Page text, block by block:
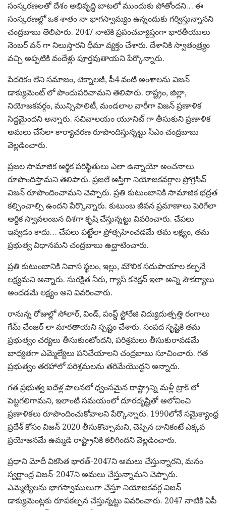
సంస్కరణలతో దేశం అభివృద్ధి బాటలో ముందుకు పోతోందని… ఈ
సంస్కరణల్లో ఒక శాతం నా భాగస్వామ్యం ఉన్నందుకు గర్విస్తున్నానని
చంద్రబాబు తెలిపారు. 2047 నాటికి ప్రపంచవ్యాప్తంగా భారతీయులు
నెంబర్ వన్ గా నిలుస్తారని ధీమా వ్యక్తం చేశారు. దేశానికి స్వాతంత్ర్యం
వచ్చి అప్పటికి వందేళ్లు పూర్తవుతాయని పేర్కొన్నారు.
పేదరికం లేని సమాజం, టెక్నాలజీ, పీ4 వంటి అంశాలను విజన్
డాక్యుమెంట్ లో పొందుపరిచామని తెలిపారు. రాష్ట్రం, జిల్లా,
నియోజకవర్గం, మున్సిపాలిటీ, మండలాల వారీగా విజన్ ప్రణాళిక
సిద్ధమైందని అన్నారు. సచివాలయం యూనిట్ గా తీసుకుని ప్రణాళిక
అమలు చేసేలా కార్యాచరణ రూపొందిస్తున్నట్టు సీఎం చంద్రబాబు
వెల్లడించారు.
ప్రజల సామాజిక ఆర్థిక పరిస్థితులు ఎలా ఉన్నాయో అంచనాలు
రూపొందిస్తామని తెలిపారు. ప్రజలే ఆస్తిగా నియోజకవర్గాల ప్రోగ్రెసివ్
విజన్ రూపొందించామని చెప్పారు. ప్రతి కుటుంబానికి సామాజిక భద్రత
కల్పించాల్సి ఉందని పేర్కొన్నారు. కుటుంబ జీవన ప్రమాణాలు పెరిగేలా
ఆర్థిక స్వావలంబన దిశగా కృషి చేస్తున్నట్టు వివరించారు. చేపలు
ఇవ్వడం కాదు… చేపలు పట్టేలా ప్రోత్సహించడమే తమ లక్ష్యం, తమ
ప్రభుత్వ విధానమని చంద్రబాబు ఉద్ఘాటించారు.
ప్రతి కుటుంబానికి నివాస స్థలం, ఇల్లు, మౌలిక సదుపాయాల కల్పనే
లక్ష్యమని అన్నారు. సురక్షిత నీరు, గ్యాస్ కనెక్షన్ ఇలా అన్ని సౌకర్యాలు
అందడమే లక్ష్యం అని వివరించారు.
రానున్న రోజుల్లో సోలార్, విండ్, పంప్డ్ స్టోరేజి విద్యుదుత్పత్తి రంగాలు
గేమ్ చేంజర్ లా మారతాయని స్పష్టం చేశారు. సంపద సృష్టికి తమ
ప్రభుత్వం చర్యలు తీసుకుంటోందని, పరిశ్రమలు తీసుకురావడమే
బాధ్యతగా ఎమ్మెల్యేలు పనిచేయాలని చంద్రబాబు సూచించారు. గత
ప్రభుత్వం తరహాలో పరిశ్రమలను తరిమేయొద్దని అన్నారు.
గత ప్రభుత్వ ఐదేళ్ల పాలనలో ధ్వంసమైన రాష్ట్రాన్ని మళ్లీ ట్రాక్ లో
పెట్టగలిగామని, ఇలాంటి సమయంలో దూరదృష్టితో ఆలోచించి
ప్రణాళికలు రూపొందించుకోవాలని పేర్కొన్నారు. 1990లోనే సమైక్యాంధ్ర
ప్రదేశ్ కోసం విజన్ 2020 తీసుకొచ్చామని, చెప్పిన దానికంటే ఎక్కవ
ప్రయోజనమే ఉమ్మడి రాష్ట్రానికి కలిగిందని వెల్లడించారు.
ప్రధాని మోదీ వికసిత భారత్-2047ని అమలు చేస్తున్నారని, మనం
స్వర్ణాంధ్ర విజన్-2047ని అమలు చేస్తున్నామని చెప్పారు.
ఎమ్మెల్యేలను భాగస్వాములుగా చేస్తూ నియోజకవర్గ విజన్
డాక్యుమెంట్లకు రూపకల్పన చేస్తున్నట్టు వివరించారు. 2047 నాటికి ఏపీ